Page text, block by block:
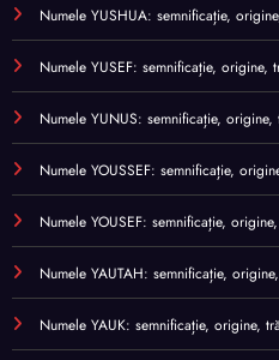
Numele YUSHUA: semnificație,
Numele YUSEF: semnificație, origine,
Numele YUNUS: semnificație,
Numele YOUSSEF: semnificație,
Numele YOUSEF: semnificație,
Numele YAUTAH: semnificație,
Numele YAUK: semnificație, origine,